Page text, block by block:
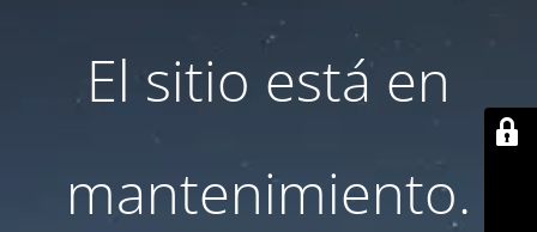
El sitio está en
mantenimiento.